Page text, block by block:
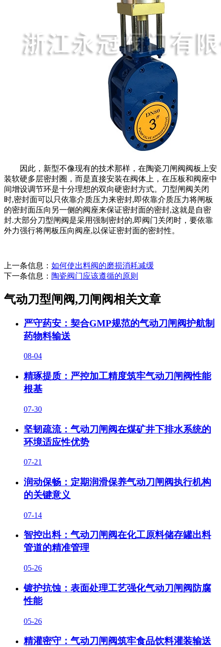
因此，新型不像现有的技术那样，在陶瓷刀闸阀阀板上安
装软硬多层密封圈，而是直接安装在阀体上，在压板和阀座中
间增设调节环是十分理想的双向硬密封方式。刀型闸阀关闭
时,密封面可以只依靠介质压力来密封,即依靠介质压力将闸板
的密封面压向另一侧的阀座来保证密封面的密封,这就是自密
封.大部分刀型闸阀是采用强制密封的,即阀门关闭时，要依靠
外力强行将闸板压向阀座,以保证密封面的密封性。
上一条信息： 如何使出料阀的磨损消耗减缓
下一条信息： 陶瓷阀门应该遵循的原则
气动刀型闸阀,刀闸阀相关文章
严守药安：契合GMP规范的气动刀闸阀护航制
药物料输送
08-04
精琢提质：严控加工精度筑牢气动刀闸阀性能
根基
07-30
坚韧疏流：气动刀闸阀在煤矿井下排水系统的
环境适应性优势
07-21
润动保畅：定期润滑保养气动刀闸阀执行机构
的关键意义
07-14
智控出料：气动刀闸阀在化工原料储存罐出料
管道的精准管理
05-26
镀护抗蚀：表面处理工艺强化气动刀闸阀防腐
性能
05-26
精灌密守：气动刀闸阀筑牢食品饮料灌装输送